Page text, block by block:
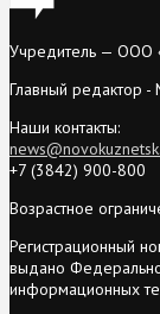
Учредитель — ООО
Главный редактор -
Наши контакты:
+7 (3842) 900-800
Возрастное
Регистрационный
выдано
информационных